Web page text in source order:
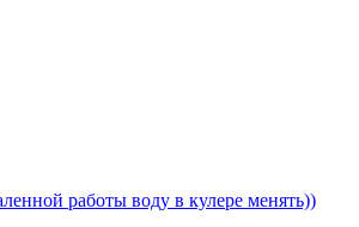
работы воду в кулере менять))